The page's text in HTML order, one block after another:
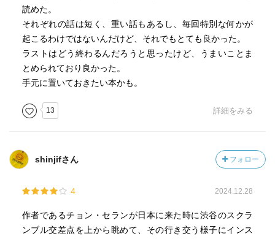
読めた。
それぞれの話は短く、重い話もあるし、毎回特別な何かが
起こるわけではないんだけど、それでもとても良かった。
ラストはどう終わるんだろうと思ったけど、うまいことま
とめられており良かった。
手元に置いておきたい本かも。
13 詳細をみる
shinjifさん フォロー
4 2024.12.28
作者であるチョン・セランが日本に来た時に渋谷のスクラ
ンブル交差点を上から眺めて、その行き交う様子にインス